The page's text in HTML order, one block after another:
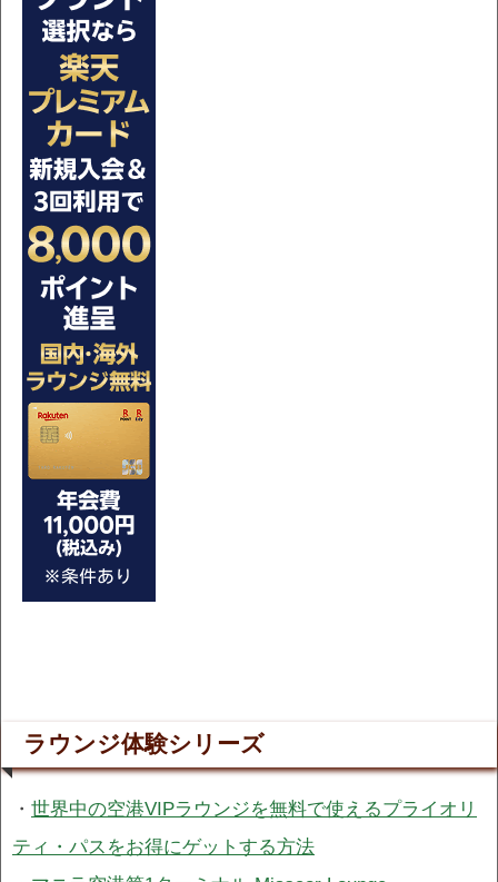
ラウンジ体験シリーズ
・ 世界中の空港VIPラウンジを無料で使えるプライオリ
ティ・パスをお得にゲットする方法